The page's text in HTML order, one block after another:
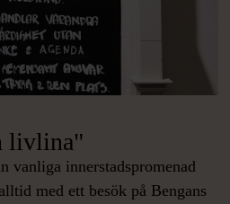
livlina"
vanliga innerstadspromenad
med ett besök på Bengans